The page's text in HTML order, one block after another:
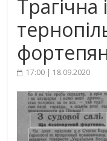
Трагічна
17:00 | 18.09.2020